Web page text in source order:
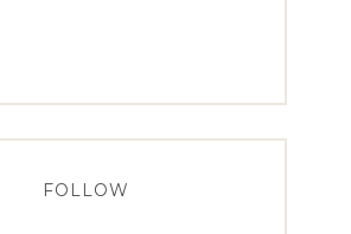
FOLLOW